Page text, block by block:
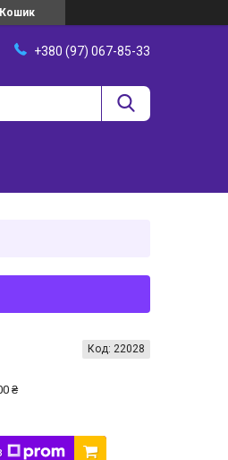
Кошик
+380 (97) 067-85-33
₴
Код: 22028